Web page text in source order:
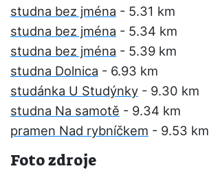
studna bez jména - 5.31 km
studna bez jména - 5.34 km
studna bez jména - 5.39 km
studna Dolnica - 6.93 km
studánka U Studýnky - 9.30 km
studna Na samotě - 9.34 km
pramen Nad rybníčkem - 9.53 km
Foto zdroje